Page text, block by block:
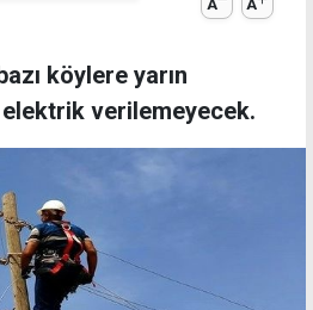
A A
köylere yarın
verilemeyecek.